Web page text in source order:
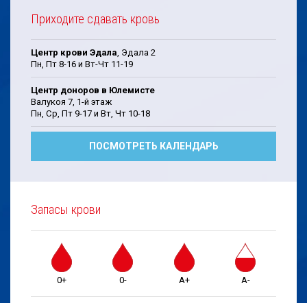
Приходите сдавать кровь
Центр крови Эдала, Эдала 2
Пн, Пт 8-16 и Вт-Чт 11-19
Центр доноров в Юлемисте
Валукоя 7, 1-й этаж
Пн, Cp, Пт 9-17 и Bт, Чт 10-18
ПОСМОТРЕТЬ КАЛЕНДАРЬ
Запасы крови
0+ 0- A+ A-